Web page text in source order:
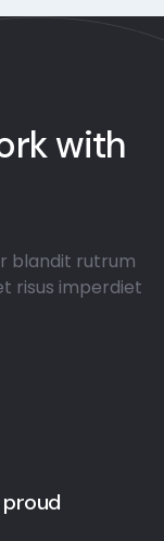
with
blandit rutrum
risus imperdiet